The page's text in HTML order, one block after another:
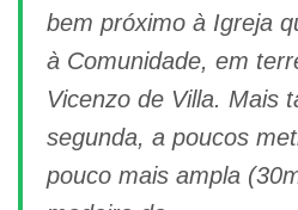
bem próximo à Igreja
à Comunidade, em
Vicenzo de Villa. Mais
segunda, a poucos
pouco mais ampla